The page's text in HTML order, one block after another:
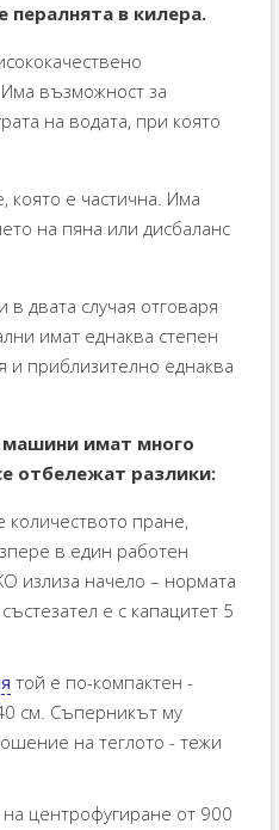
пералнята в килера.
възможност за
на водата, при която
която е частична. Има
на пяна или дисбаланс
двата случая отговаря
имат еднаква степен
и приблизително еднаква
машини имат много
отбележат разлики:
пране,
в един работен
излиза начело – нормата
е с капацитет 5
той е по-компактен -
см. Съперникът му
на теглото - тежи
центрофугиране от 900